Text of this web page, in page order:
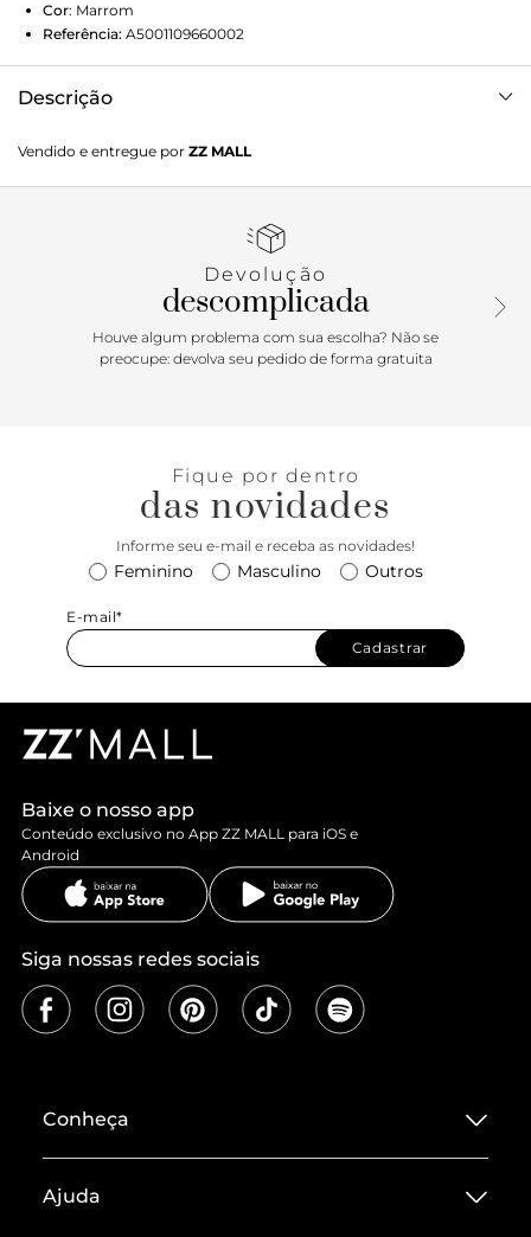
Cor: Marrom
Referência: A5001109660002
Descrição
acabamento emborrachado. O acessório tem formato
retangular e estruturado, laterais arredondadas e fecho em
frontal em corrente metálica dourada e cordão da cor da
Vendido e entregue por ZZ MALL
Devolução
descomplicada
Houve algum problema com sua escolha? Não se
preocupe: devolva seu pedido de forma gratuita
Fique por dentro
das novidades
Informe seu e-mail e receba as novidades!
Feminino Masculino Outros
E-mail*
Cadastrar
Baixe o nosso app
Conteúdo exclusivo no App ZZ MALL para iOS e
Android
Siga nossas redes sociais
Conheça
Termos de Uso
Ajuda